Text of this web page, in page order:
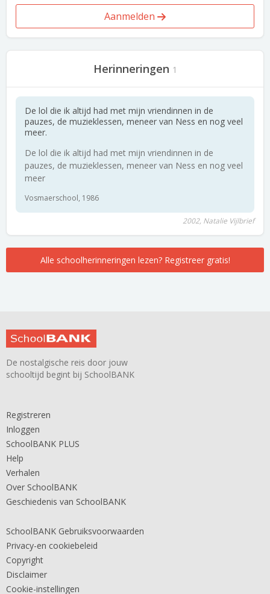
Aanmelden
Herinneringen 1
De lol die ik altijd had met mijn vriendinnen in de
pauzes, de muzieklessen, meneer van Ness en nog veel
meer.
De lol die ik altijd had met mijn vriendinnen in de
pauzes, de muzieklessen, meneer van Ness en nog veel
meer
Vosmaerschool, 1986
2002, Natalie Vijlbrief
Alle schoolherinneringen lezen? Registreer gratis!
De nostalgische reis door jouw
schooltijd begint bij SchoolBANK
Registreren
Inloggen
SchoolBANK PLUS
Help
Verhalen
Over SchoolBANK
Geschiedenis van SchoolBANK
SchoolBANK Gebruiksvoorwaarden
Privacy-en cookiebeleid
Copyright
Disclaimer
Cookie-instellingen